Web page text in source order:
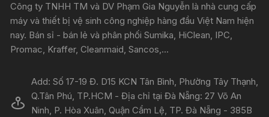
Công ty TNHH TM và DV Phạm Gia Nguyễn là nhà cung cấp
máy và thiết bị vệ sinh công nghiệp hàng đầu Việt Nam hiện
nay. Bán sỉ - bán lẻ và phân phối Sumika, HiClean, IPC,
Promac, Kraffer, Cleanmaid, Sancos,...
Add: Số 17-19 Đ. D15 KCN Tân Bình, Phường Tây Thạnh,
Q.Tân Phú, TP.HCM - Địa chỉ tại Đà Nẵng: 27 Võ An
Ninh, P. Hòa Xuân, Quận Cẩm Lệ, TP. Đà Nẵng - 385B